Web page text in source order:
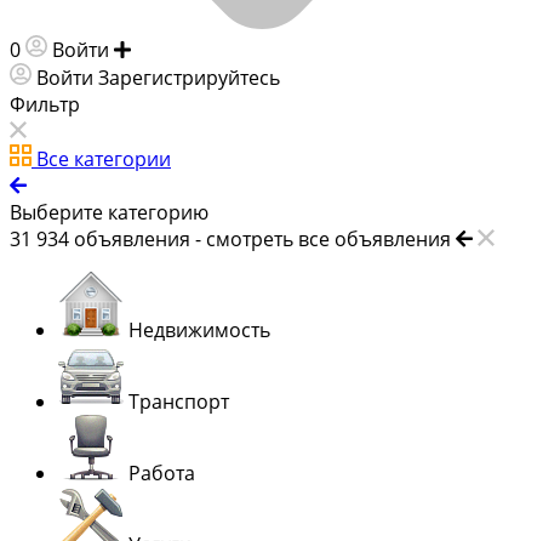
0 Войти
Войти Зарегистрируйтесь
Фильтр
Все категории
Выберите категорию
31 934 объявления - смотреть все объявления
Недвижимость
Транспорт
Работа